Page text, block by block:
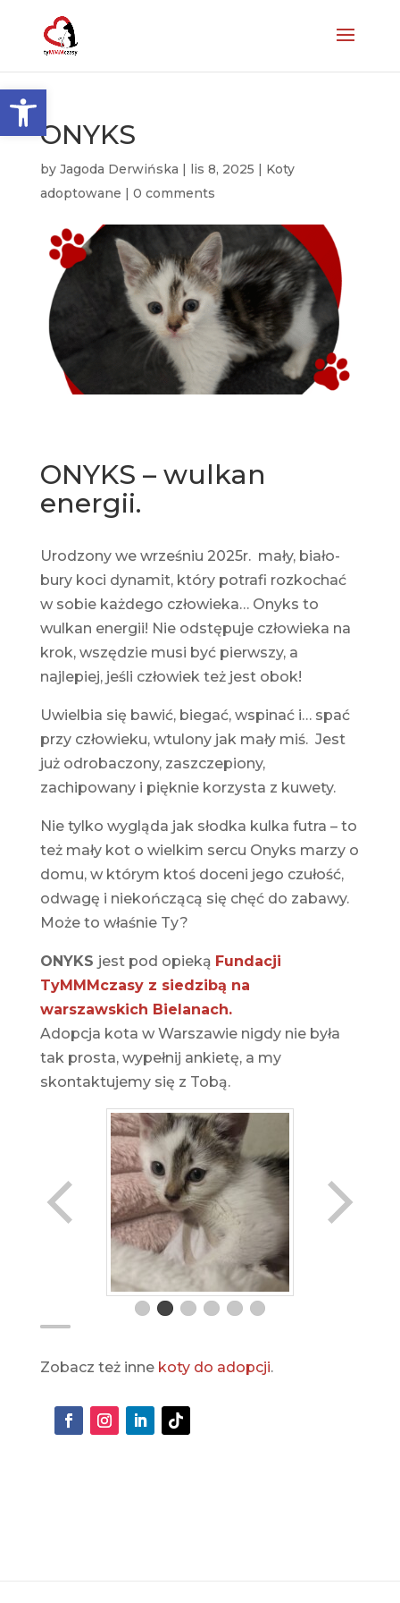
Otwórz pasek narzędzi
ONYKS
by Jagoda Derwińska | lis 8, 2025 | Koty
adoptowane | 0 comments
ONYKS – wulkan
energii.
Urodzony we wrześniu 2025r. mały, biało-
bury koci dynamit, który potrafi rozkochać
w sobie każdego człowieka… Onyks to
wulkan energii! Nie odstępuje człowieka na
krok, wszędzie musi być pierwszy, a
najlepiej, jeśli człowiek też jest obok!
Uwielbia się bawić, biegać, wspinać i… spać
przy człowieku, wtulony jak mały miś. Jest
już odrobaczony, zaszczepiony,
zachipowany i pięknie korzysta z kuwety.
Nie tylko wygląda jak słodka kulka futra – to
też mały kot o wielkim sercu Onyks marzy o
domu, w którym ktoś doceni jego czułość,
odwagę i niekończącą się chęć do zabawy.
Może to właśnie Ty?
ONYKS jest pod opieką Fundacji
TyMMMczasy z siedzibą na
warszawskich Bielanach.
Adopcja kota w Warszawie nigdy nie była
tak prosta, wypełnij ankietę, a my
skontaktujemy się z Tobą.
Zobacz też inne koty do adopcji.